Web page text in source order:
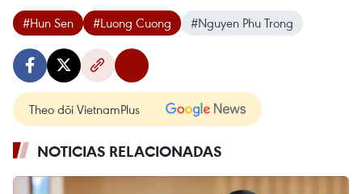
#Hun Sen #Luong Cuong #Nguyen Phu Trong
Theo dõi VietnamPlus
NOTICIAS RELACIONADAS